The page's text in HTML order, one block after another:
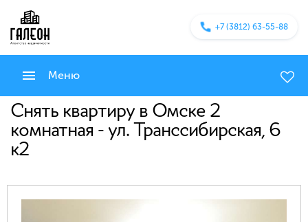
+7 (3812) 63-55-88
Меню
Снять квартиру в Омске 2
комнатная - ул. Транссибирская, 6
к2